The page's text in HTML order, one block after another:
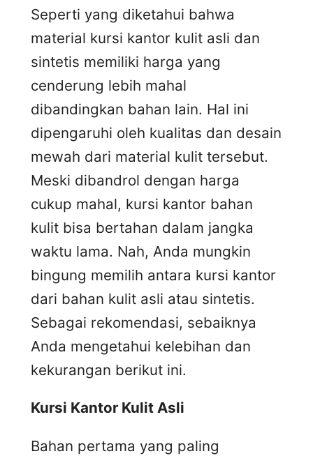
Seperti yang diketahui bahwa
material kursi kantor kulit asli dan
sintetis memiliki harga yang
cenderung lebih mahal
dibandingkan bahan lain. Hal ini
dipengaruhi oleh kualitas dan desain
mewah dari material kulit tersebut.
Meski dibandrol dengan harga
cukup mahal, kursi kantor bahan
kulit bisa bertahan dalam jangka
waktu lama. Nah, Anda mungkin
bingung memilih antara kursi kantor
dari bahan kulit asli atau sintetis.
Sebagai rekomendasi, sebaiknya
Anda mengetahui kelebihan dan
kekurangan berikut ini.
Kursi Kantor Kulit Asli
Bahan pertama yang paling